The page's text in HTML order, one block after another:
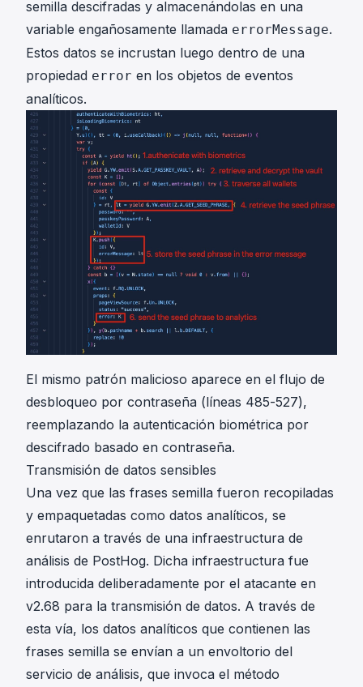
semilla descifradas y almacenándolas en una
variable engañosamente llamada errorMessage.
Estos datos se incrustan luego dentro de una
propiedad error en los objetos de eventos
analíticos.
El mismo patrón malicioso aparece en el flujo de
desbloqueo por contraseña (líneas 485-527),
reemplazando la autenticación biométrica por
descifrado basado en contraseña.
Transmisión de datos sensibles
Una vez que las frases semilla fueron recopiladas
y empaquetadas como datos analíticos, se
enrutaron a través de una infraestructura de
análisis de PostHog. Dicha infraestructura fue
introducida deliberadamente por el atacante en
v2.68 para la transmisión de datos. A través de
esta vía, los datos analíticos que contienen las
frases semilla se envían a un envoltorio del
servicio de análisis, que invoca el método